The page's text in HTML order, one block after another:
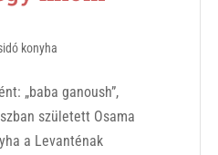
konyha
„baba ganoush”,
született Osama
a Levanténak